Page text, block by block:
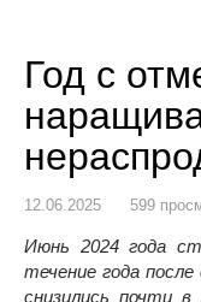
Год с
12.06.2025 599
Июнь 2024 года
течение года
снизились почти